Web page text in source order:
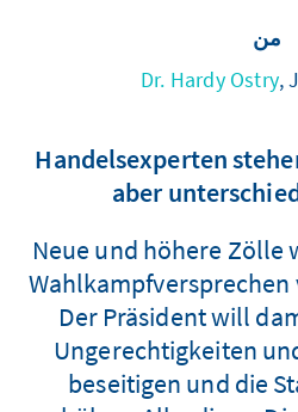
من
Dr. Hardy Ostry,
Handelsexperten
aber
Neue und höhere Zölle
Der Präsident will
Ungerechtigkeiten
beseitigen und die